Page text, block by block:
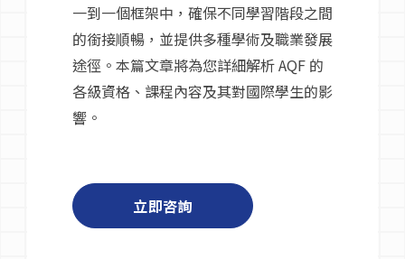
一到一個框架中，確保不同學習階段之間
的銜接順暢，並提供多種學術及職業發展
途徑。本篇文章將為您詳細解析 AQF 的
各級資格、課程內容及其對國際學生的影
響。
立即咨詢